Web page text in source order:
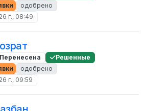
одобрено
г., 08:49
Перенесена
Решенные
одобрено
г., 09:59